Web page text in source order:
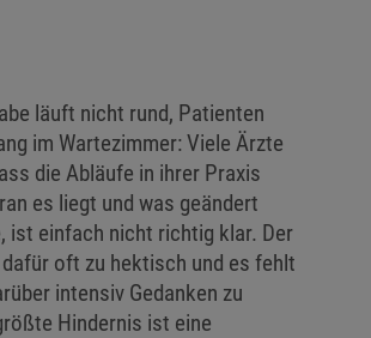
läuft nicht rund, Patienten
im Wartezimmer: Viele Ärzte
die Abläufe in ihrer Praxis
es liegt und was geändert
ist einfach nicht richtig klar. Der
oft zu hektisch und es fehlt
intensiv Gedanken zu
Hindernis ist eine